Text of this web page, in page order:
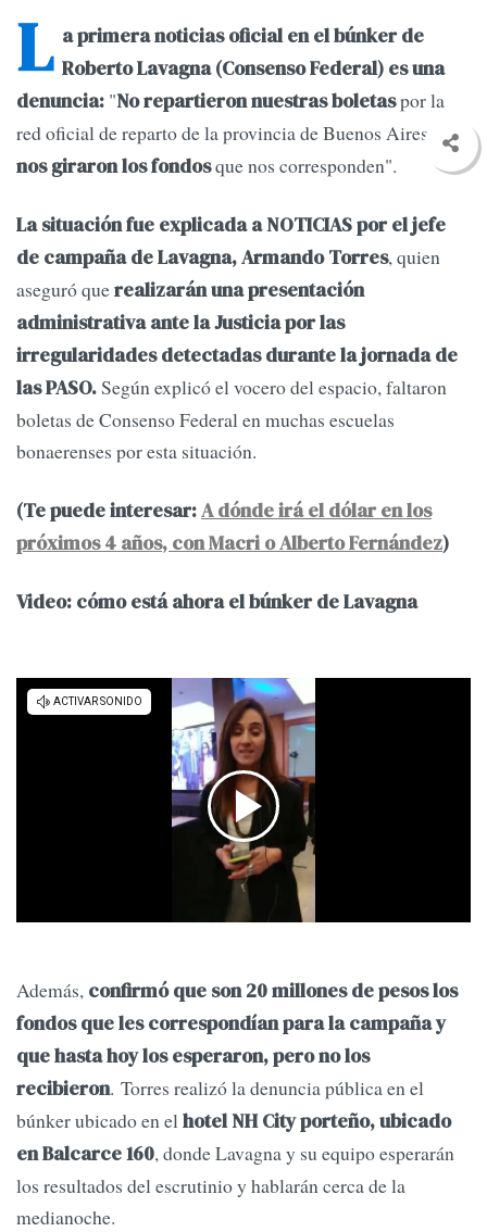
L a primera noticias oficial en el búnker de
Roberto Lavagna (Consenso Federal) es una
denuncia: "No repartieron nuestras boletaspor la
red oficial de reparto de la provincia de Buenos Aires,
ni
nos giraron los fondosque nos corresponden".
La situación fue explicada a NOTICIAS por el jefe
de campaña de Lavagna, Armando Torres, quien
aseguró querealizarán una presentación
administrativa ante la Justicia por las
irregularidades detectadas durante la jornada de
las PASO.Según explicó el vocero del espacio, faltaron
boletas de Consenso Federal en muchas escuelas
bonaerenses por esta situación.
(Te puede interesar:A dónde irá el dólar en los
próximos 4 años, con Macri o Alberto Fernández)
Video: cómo está ahora el búnker de Lavagna
Además, confirmó que son 20 millones de pesos los
fondos que les correspondían para la campaña y
que hasta hoy los esperaron, pero no los
recibieron. Torres realizó la denuncia pública en el
búnker ubicado en elhotel NH City porteño, ubicado
en Balcarce 160, donde Lavagna y su equipo esperarán
los resultados del escrutinio y hablarán cerca de la
medianoche.